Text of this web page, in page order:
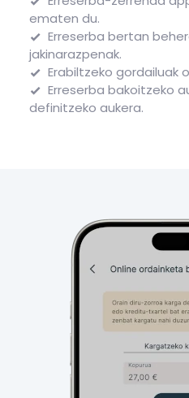
ematen du.
Erreserba bertan
jakinarazpenak.
Erabiltzeko gordailuak
Erreserba bakoitzeko
definitzeko aukera.